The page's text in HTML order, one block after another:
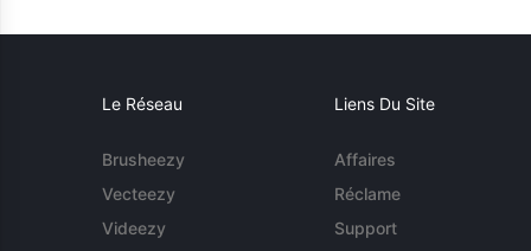
Le Réseau
Brusheezy
Vecteezy
Videezy
Liens Du Site
Affaires
Réclame
Support